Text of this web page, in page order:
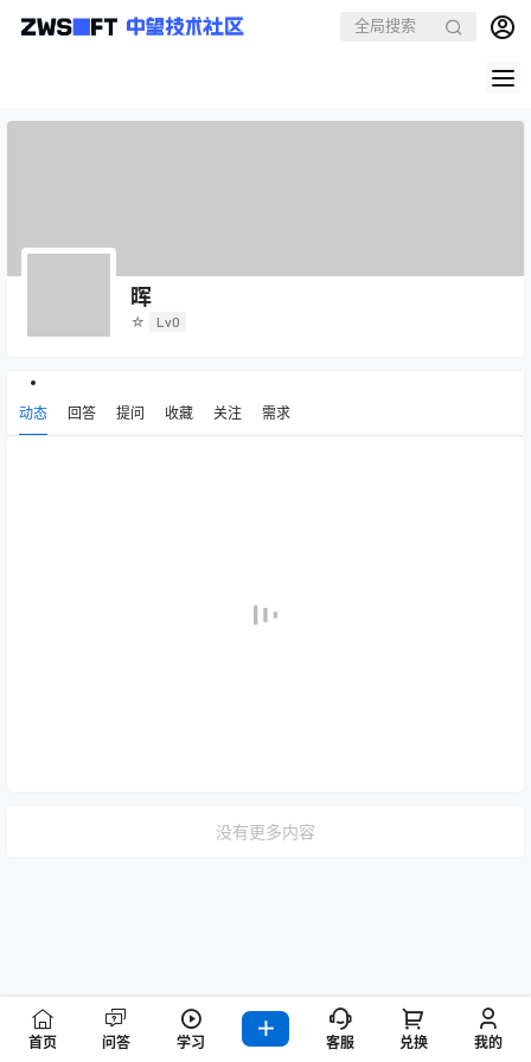
晖
☆ Lv0
动态 回答 提问 收藏 关注 需求
没有更多内容
首页 问答 学习 客服 兑换 我的